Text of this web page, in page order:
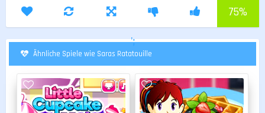
75%
';
Ähnliche Spiele wie Saras Ratatouille